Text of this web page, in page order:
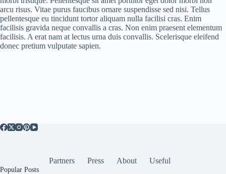
arcu risus. Vitae purus faucibus ornare suspendisse sed nisi. Tellus
pellentesque eu tincidunt tortor aliquam nulla facilisi cras. Enim
facilisis gravida neque convallis a cras. Non enim praesent elementum
facilisis. A erat nam at lectus urna duis convallis. Scelerisque eleifend
donec pretium vulputate sapien.
Partners Press About Useful
Popular Posts